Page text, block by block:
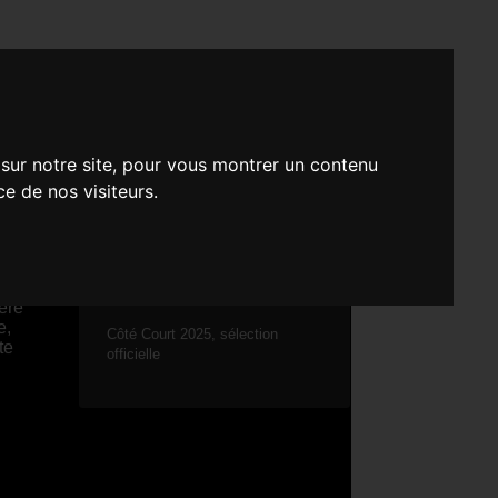
notre site, pour vous montrer un contenu
de nos visiteurs.
Côté Court 2025, sélection
officielle